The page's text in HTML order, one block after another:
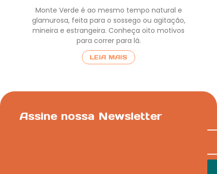
Monte Verde é ao mesmo tempo natural e
glamurosa, feita para o sossego ou agitação,
mineira e estrangeira. Conheça oito motivos
para correr para lá.
LEIA MAIS
Assine nossa Newsletter